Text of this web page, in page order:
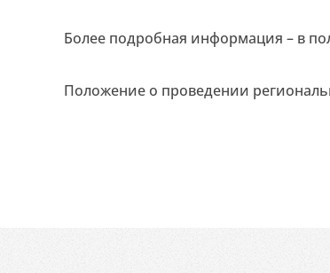
Более подробная информация – в
Положение о проведении